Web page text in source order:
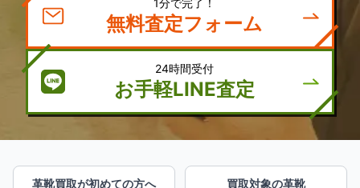
1分で完了！
無料査定フォーム
24時間受付
お手軽LINE査定
革靴買取が初めての方へ 買取対象の革靴